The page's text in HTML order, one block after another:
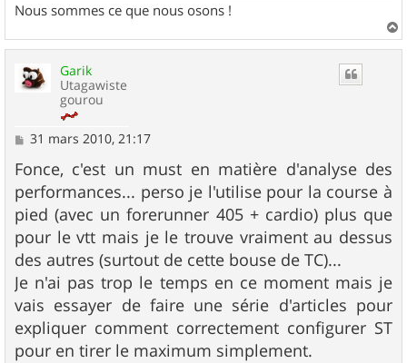
Nous sommes ce que nous osons !
a
Garik
Utagawiste
gourou
M
s
s
a
g
e
31 mars 2010, 21:17
Fonce, c'est un must en matière d'analyse des
performances... perso je l'utilise pour la course à
pied (avec un forerunner 405 + cardio) plus que
pour le vtt mais je le trouve vraiment au dessus
des autres (surtout de cette bouse de TC)...
Je n'ai pas trop le temps en ce moment mais je
vais essayer de faire une série d'articles pour
expliquer comment correctement configurer ST
pour en tirer le maximum simplement.